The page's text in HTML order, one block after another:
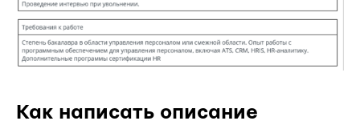
Как написать описание